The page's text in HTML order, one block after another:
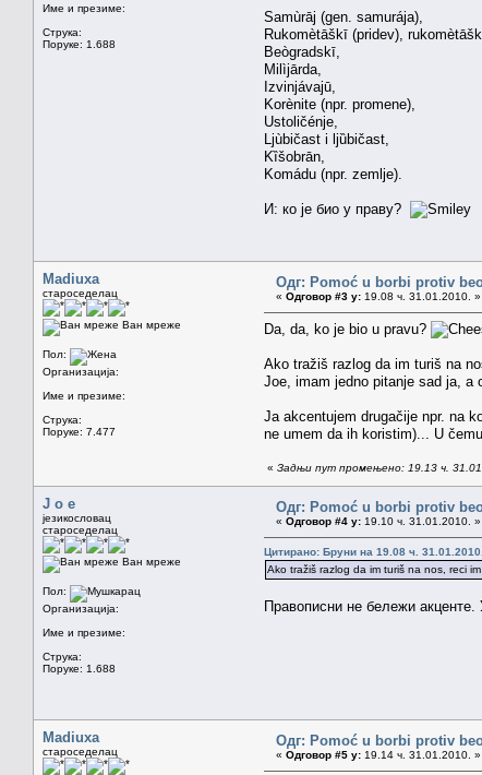
Име и презиме:
Струка:
Поруке: 1.688
Samùrāj (gen. samurája),
Rukomètāškī (pridev),
Beògradskī,
Milìjārda,
Izvinjávajū,
Korènite (npr. promene),
Ustoličénje,
Ljùbičast i ljȕbičast,
Kȉšobrān,
Komádu (npr. zemlje).
И: ко је био у праву?
Madiuxa
староседелац
Ван мреже
Пол:
Организација:
Име и презиме:
Струка:
Поруке: 7.477
Одг: Pomoć u borbi protiv
« Одговор #3 у: 19.08 ч. 31.01.2010. »
Da, da, ko je bio u pravu?
Ako tražiš razlog da im turiš na
Joe, imam jedno pitanje sad ja, a
Ja akcentujem drugačije npr. na
ne umem da ih koristim)... U
« Задњи пут промењено: 19.13 ч.
J o e
језикословац
староседелац
Ван мреже
Пол:
Организација:
Име и презиме:
Струка:
Поруке: 1.688
Одг: Pomoć u borbi protiv
« Одговор #4 у: 19.10 ч. 31.01.2010. »
Цитирано: Бруни на 19.08 ч. 31.01.2010.
Ako tražiš razlog da im turiš na nos, reci
Правописни не бележи акценте.
Madiuxa
староседелац
Одг: Pomoć u borbi protiv
« Одговор #5 у: 19.14 ч. 31.01.2010. »